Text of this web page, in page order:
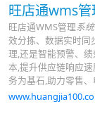
旺店通wms管
旺店通WMS管理系统
效分拣、数据实时同
理,还是智能预警、
本,提升供应链响应
务为基石,助力零售、